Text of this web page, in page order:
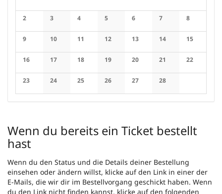
Keine
2
Keine Veranstaltungen
3
Keine Veranstaltungen
4
Keine Veranstaltungen
5
Keine Veranstaltungen
6
Keine Veranstaltungen
7
Keine
8
Keine
9
Keine Veranstaltungen
10
Keine Veranstaltungen
11
Keine Veranstaltungen
12
Keine Veranstaltungen
13
Keine Veranstaltungen
14
Keine
15
Keine
16
Keine Veranstaltungen
17
Keine Veranstaltungen
18
Keine Veranstaltungen
19
Keine Veranstaltungen
20
Keine Veranstaltungen
21
Keine
22
Keine
23
Keine Veranstaltungen
24
Keine Veranstaltungen
25
Keine Veranstaltungen
26
Keine Veranstaltungen
27
Keine Veranstaltungen
28
Keine
Wenn du bereits ein Ticket bestellt
hast
Wenn du den Status und die Details deiner Bestellung
einsehen oder ändern willst, klicke auf den Link in einer der
E-Mails, die wir dir im Bestellvorgang geschickt haben. Wenn
du den Link nicht finden kannst, klicke auf den folgenden